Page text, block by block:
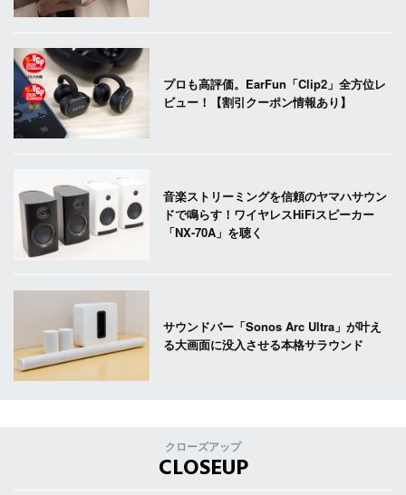
プロも高評価。EarFun「Clip2」全方位レ
ビュー！【割引クーポン情報あり】
音楽ストリーミングを信頼のヤマハサウン
ドで鳴らす！ワイヤレスHiFiスピーカー
「NX-70A」を聴く
サウンドバー「Sonos Arc Ultra」が叶え
る大画面に没入させる本格サラウンド
クローズアップ
CLOSEUP